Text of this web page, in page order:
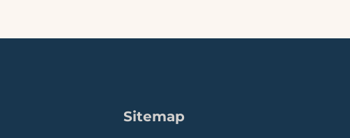
Sitemap